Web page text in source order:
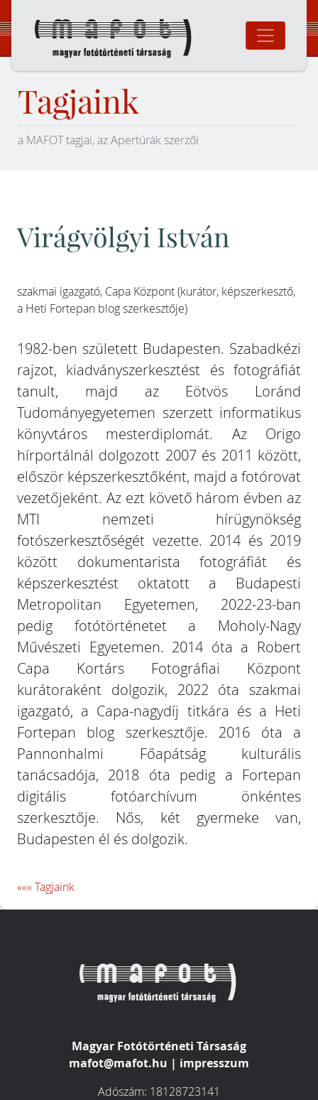
a
tartalomhoz
Magyar
Tagjaink
a MAFOT tagjai, az Apertúrák szerzői
Virágvölgyi István
szakmai igazgató, Capa Központ (kurátor, képszerkesztő,
a Heti Fortepan blog szerkesztője)
1982-ben született Budapesten. Szabadkézi
rajzot, kiadványszerkesztést és fotográfiát
tanult, majd az Eötvös Loránd
Tudományegyetemen szerzett informatikus
könyvtáros mesterdiplomát. Az Origo
hírportálnál dolgozott 2007 és 2011 között,
először képszerkesztőként, majd a fotórovat
vezetőjeként. Az ezt követő három évben az
MTI nemzeti hírügynökség
fotószerkesztőségét vezette. 2014 és 2019
között dokumentarista fotográfiát és
képszerkesztést oktatott a Budapesti
Metropolitan Egyetemen, 2022-23-ban
pedig fotótörténetet a Moholy-Nagy
Művészeti Egyetemen. 2014 óta a Robert
Capa Kortárs Fotográfiai Központ
kurátoraként dolgozik, 2022 óta szakmai
igazgató, a Capa-nagydíj titkára és a Heti
Fortepan blog szerkesztője. 2016 óta a
Pannonhalmi Főapátság kulturális
tanácsadója, 2018 óta pedig a Fortepan
digitális fotóarchívum önkéntes
szerkesztője. Nős, két gyermeke van,
Budapesten él és dolgozik.
««« Tagjaink
Magyar Fotótörténeti Társaság
mafot@mafot.hu | impresszum
Adószám: 18128723141